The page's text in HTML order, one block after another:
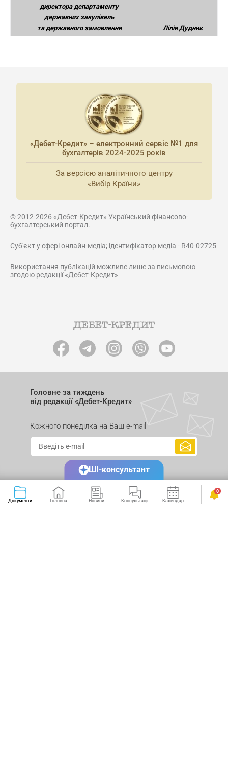
директора департаменту
державних закупівель
та державного замовлення
Лілія Дудник
«Дебет-Кредит» – електронний сервіс №1 для
бухгалтерів 2024-2025 років
За версією аналітичного центру
«Вибір Країни»
© 2012-2026 «Дебет-Кредит» Український фінансово-
бухгалтерський портал.
Суб'єкт у сфері онлайн-медіа; ідентифікатор медіа - R40-02725
Використання публікацій можливе лише за письмовою
згодою редакції «Дебет-Кредит»
Головне за тиждень
від редакції «Дебет-Кредит»
Кожного понеділка на Ваш e-mail
Документи Головна Новини Консультації Календар Сервіси
0
ШІ-консультант